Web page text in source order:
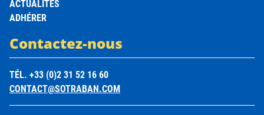
ACTUALITÉS
ADHÉRER
Contactez-nous
TÉL. +33 (0)2 31 52 16 60
CONTACT@SOTRABAN.COM